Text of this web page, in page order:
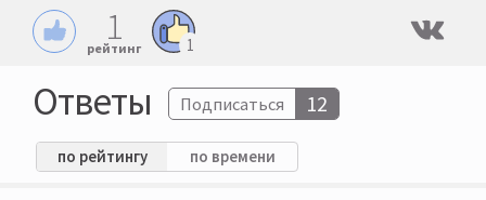
1
рейтинг 1
Ответы Подписаться 12
по рейтингу по времени